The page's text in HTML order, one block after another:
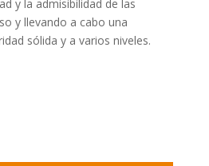
y la admisibilidad de las
y llevando a cabo una
sólida y a varios niveles.